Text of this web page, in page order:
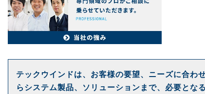
テックウインドは、お客様の要望、ニーズに合わ
らシステム製品、ソリューションまで、必要とな